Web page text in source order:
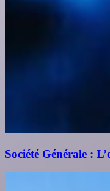
Société Générale :